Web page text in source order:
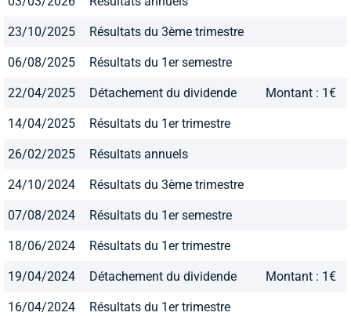
23/10/2025 Résultats du 3ème trimestre
06/08/2025 Résultats du 1er semestre
22/04/2025 Détachement du dividende Montant : 1€
14/04/2025 Résultats du 1er trimestre
26/02/2025 Résultats annuels
24/10/2024 Résultats du 3ème trimestre
07/08/2024 Résultats du 1er semestre
18/06/2024 Résultats du 1er trimestre
19/04/2024 Détachement du dividende Montant : 1€
16/04/2024 Résultats du 1er trimestre